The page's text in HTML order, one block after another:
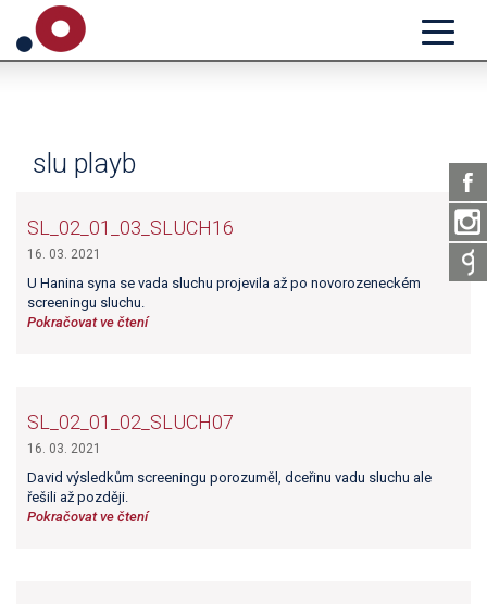
slu playb
SL_02_01_03_SLUCH16
16. 03. 2021
U Hanina syna se vada sluchu projevila až po novorozeneckém
screeningu sluchu.
Pokračovat ve čtení
SL_02_01_02_SLUCH07
16. 03. 2021
David výsledkům screeningu porozuměl, dceřinu vadu sluchu ale
řešili až později.
Pokračovat ve čtení